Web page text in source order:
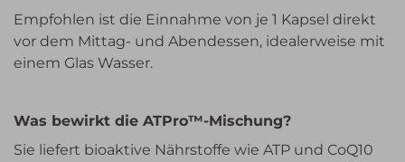
Empfohlen ist die Einnahme von je 1 Kapsel direkt
vor dem Mittag- und Abendessen, idealerweise mit
einem Glas Wasser.
Was bewirkt die ATPro™-Mischung?
Sie liefert bioaktive Nährstoffe wie ATP und CoQ10